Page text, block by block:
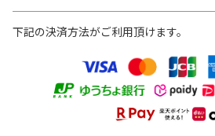
下記の決済方法がご利用頂けます。